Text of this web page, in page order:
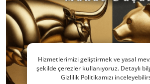
Hizmetlerimizi geliştirmek ve yasal
şekilde çerezler kullanıyoruz. Detaylı
Gizlilik Politikamızı